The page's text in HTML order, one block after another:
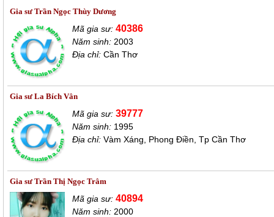
Gia sư Trần Ngọc Thùy Dương
Mã gia sư: 40386
Năm sinh: 2003
Địa chỉ: Cần Thơ
Gia sư La Bích Vân
Mã gia sư: 39777
Năm sinh: 1995
Địa chỉ: Vàm Xáng, Phong Điền, Tp Cần Thơ
Gia sư Trần Thị Ngọc Trâm
Mã gia sư: 40894
Năm sinh: 2000